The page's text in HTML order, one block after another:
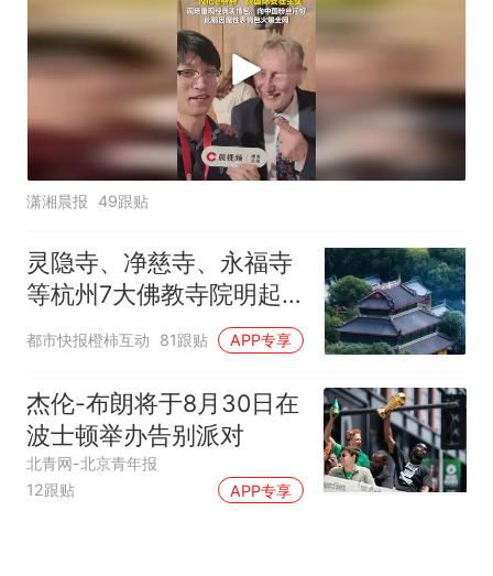
潇湘晨报 49跟贴
灵隐寺、净慈寺、永福寺
等杭州7大佛教寺院明起
临时关闭，别跑空了
都市快报橙柿互动 81跟贴 APP专享
杰伦-布朗将于8月30日在
波士顿举办告别派对
北青网-北京青年报
12跟贴
APP专享